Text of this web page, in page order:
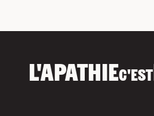
L'APATHIEC'EST